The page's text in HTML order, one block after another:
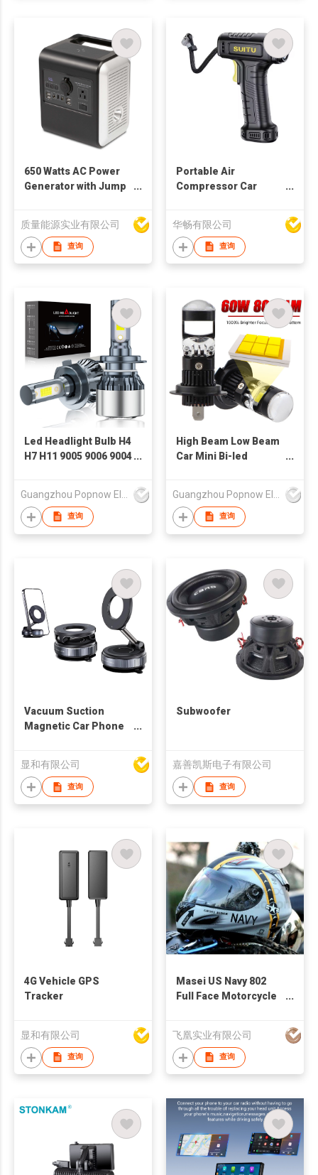
650 Watts AC Power
Generator with Jump
质量能源实业有限公司
查询
Portable Air
Compressor Car
华畅有限公司
查询
Led Headlight Bulb H4
H7 H11 9005 9006 9004
Led Headlight
查询
High Beam Low Beam
Car Mini Bi-led
Led Projector Lens
Headlight查询
Vacuum Suction
Magnetic Car Phone
显和有限公司
查询
Subwoofer
嘉善凯斯电子有限公司
查询
4G Vehicle GPS
Tracker
显和有限公司
查询
Masei US Navy 802
Full Face Motorcycle
飞凰实业有限公司
查询